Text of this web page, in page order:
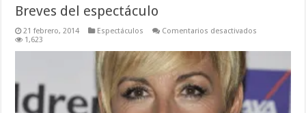
Breves del espectáculo
21 febrero, 2014 Espectáculos Comentarios desactivados
1,623